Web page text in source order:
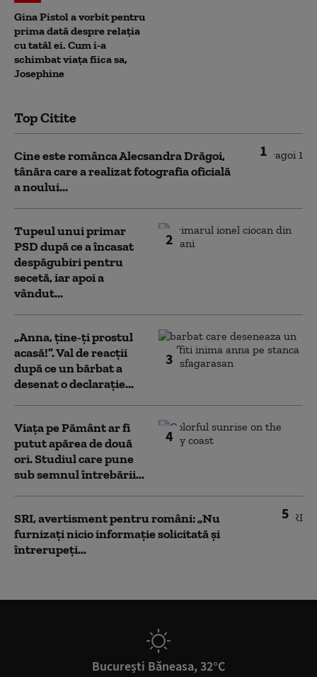
Gina Pistol a vorbit pentru
prima dată despre relația
cu tatăl ei. Cum i-a
schimbat viața fiica sa,
Josephine
Top Citite
1
Cine este românca Alecsandra Drăgoi,
tânăra care a realizat fotografia oficială
a noului...
2
Tupeul unui primar
PSD după ce a încasat
despăgubiri pentru
secetă, iar apoi a
vândut...
3
„Anna, ţine-ţi prostul
acasă!”. Val de reacții
după ce un bărbat a
desenat o declarație...
4
Viața pe Pământ ar fi
putut apărea de două
ori. Studiul care pune
sub semnul întrebării...
5
SRI, avertisment pentru români: „Nu
furnizați nicio informație solicitată și
întrerupeți...
București Băneasa, 32°C